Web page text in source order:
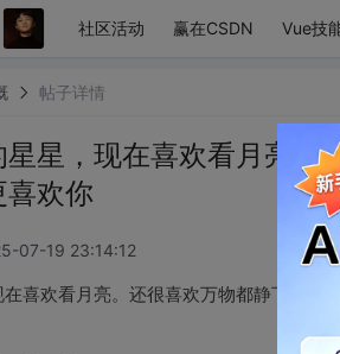
社区活动 赢在CSDN Vue技
帖子详情
星星，现在喜欢看月亮
欢你
07-19 23:14:12
喜欢看月亮。还很喜欢万物都静下来的